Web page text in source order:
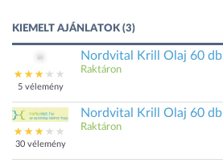
KIEMELT AJÁNLATOK (3)
5 vélemény
Nordvital Krill Olaj 60 db
Raktáron
30 vélemény
Nordvital Krill Olaj 60 db
Raktáron